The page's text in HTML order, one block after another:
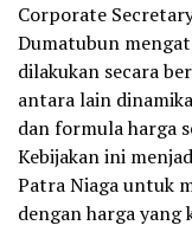
Corporate
Dumatubun
dilakukan secara
antara lain
dan formula harga
Kebijakan ini
Patra Niaga untuk
dengan harga